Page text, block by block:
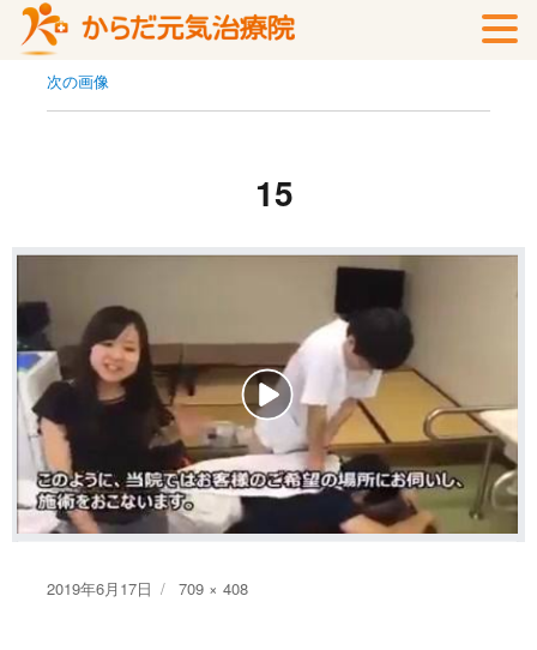
次の画像
15
投
2019年6月17日
フ
709 × 408